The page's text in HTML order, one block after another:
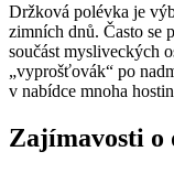
Držková polévka je
zimních dnů. Často se
součást mysliveckých
„vyprošťovák“ po
v nabídce mnoha
Zajímavosti o